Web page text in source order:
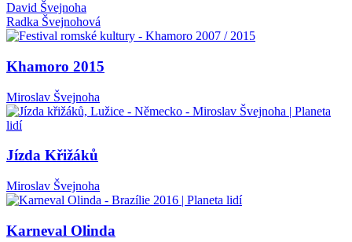
David Švejnoha
Radka Švejnohová
Khamoro 2015
Miroslav Švejnoha
Jízda Křižáků
Miroslav Švejnoha
Karneval Olinda